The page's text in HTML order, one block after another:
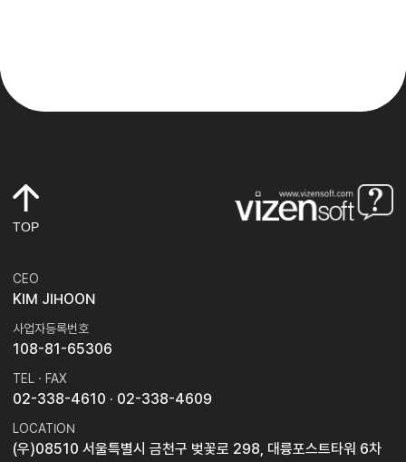
TOP
CEO
KIM JIHOON
사업자등록번호
108-81-65306
TEL · FAX
02-338-4610 · 02-338-4609
LOCATION
(우)08510 서울특별시 금천구 벚꽃로 298, 대륭포스트타워 6차